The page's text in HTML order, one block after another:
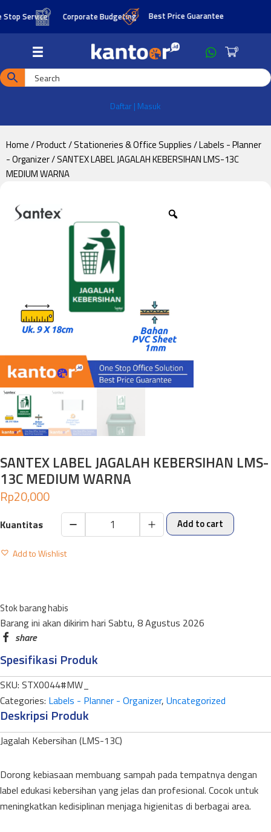
content
Service Corporate Budgeting Best Price Guarantee
0
Daftar | Masuk
Home/Product/Stationeries & Office Supplies/Labels - Planner
- Organizer/ SANTEX LABEL JAGALAH KEBERSIHAN LMS-13C
MEDIUM WARNA
SANTEX LABEL JAGALAH KEBERSIHAN LMS-
13C MEDIUM WARNA
Stok barang habis
Rp20,000
SANTEX
LABEL
13C
MEDIUM
WARNA
quantity
Add to cart
Add to Wishlist
Barang ini akan dikirim hari Sabtu, 8 Agustus 2026
Spesifikasi Produk
SKU: STX0044#MW_
Categories: Labels - Planner - Organizer, Uncategorized
Deskripsi Produk
Jagalah Kebersihan (LMS-13C)
Dorong kebiasaan membuang sampah pada tempatnya dengan
label edukasi kebersihan yang jelas dan profesional. Cocok untuk
meningkatkan kedisiplinan menjaga higienitas di berbagai area.